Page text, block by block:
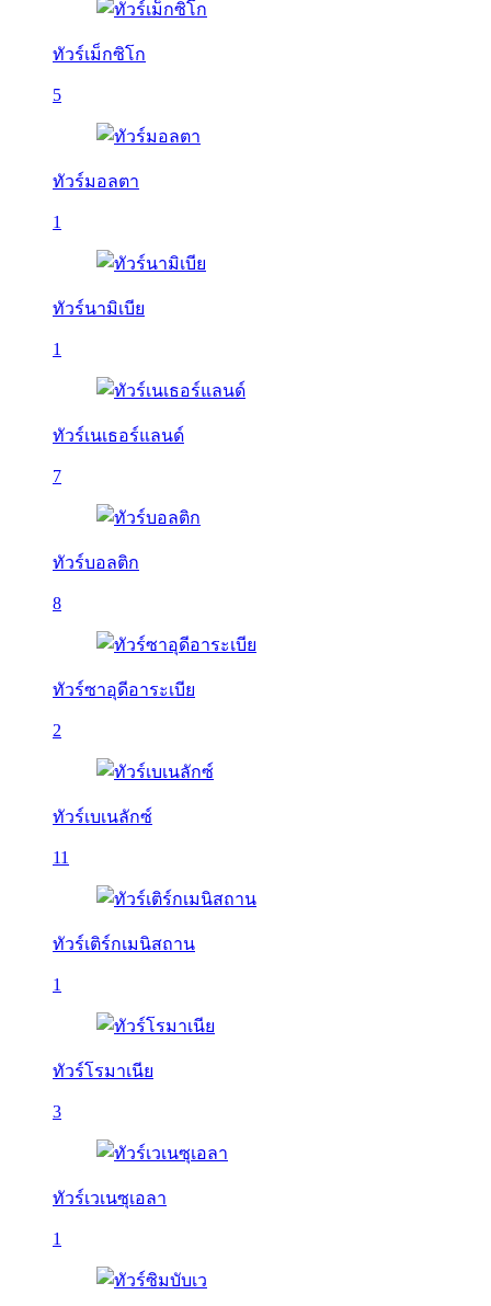
ทัวร์เม็กซิโก
5
ทัวร์มอลตา
1
ทัวร์นามิเบีย
1
ทัวร์เนเธอร์แลนด์
7
ทัวร์บอลติก
8
ทัวร์ซาอุดีอาระเบีย
2
ทัวร์เบเนลักซ์
11
ทัวร์เติร์กเมนิสถาน
1
ทัวร์โรมาเนีย
3
ทัวร์เวเนซุเอลา
1